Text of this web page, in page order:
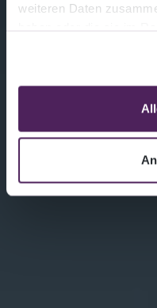
weiteren Daten
weiterentwickelt
neue Corporate
heute unzählige
Funktionen für alle